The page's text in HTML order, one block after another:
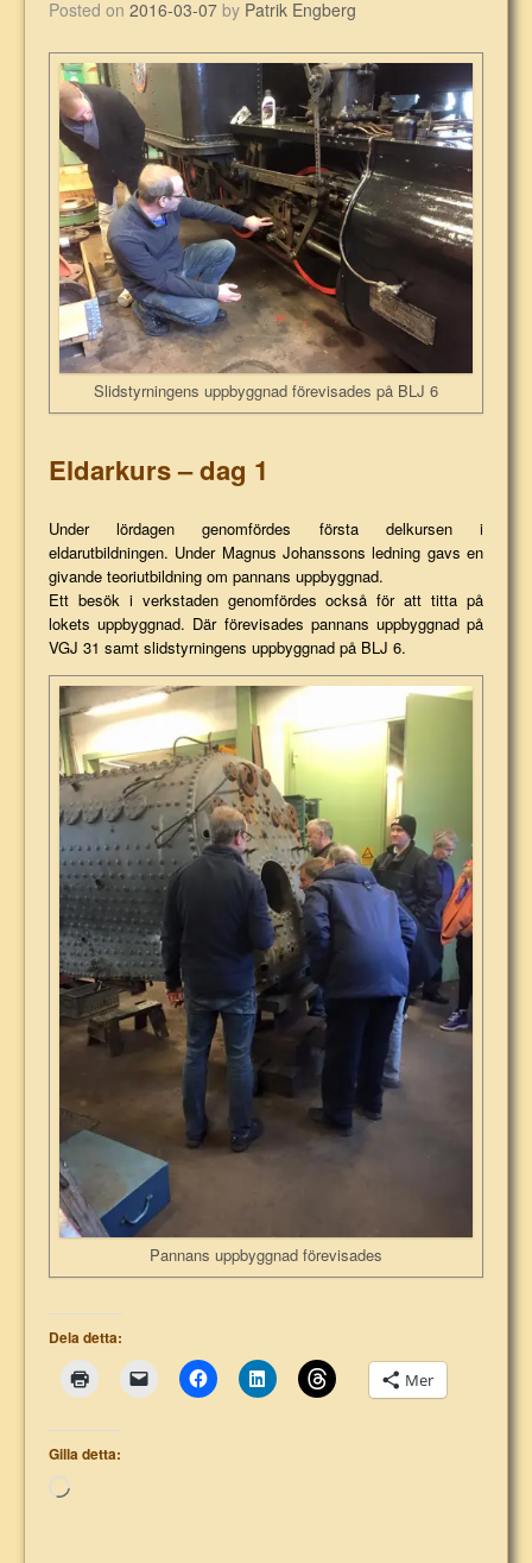
Posted on 2016-03-07 by Patrik Engberg
Slidstyrningens uppbyggnad förevisades på BLJ 6
Eldarkurs – dag 1
Under lördagen genomfördes första delkursen i
eldarutbildningen. Under Magnus Johanssons ledning gavs en
givande teoriutbildning om pannans uppbyggnad.
Ett besök i verkstaden genomfördes också för att titta på
lokets uppbyggnad. Där förevisades pannans uppbyggnad på
VGJ 31 samt slidstyrningens uppbyggnad på BLJ 6.
Pannans uppbyggnad förevisades
Dela detta:
Mer
Gilla detta:
Laddar